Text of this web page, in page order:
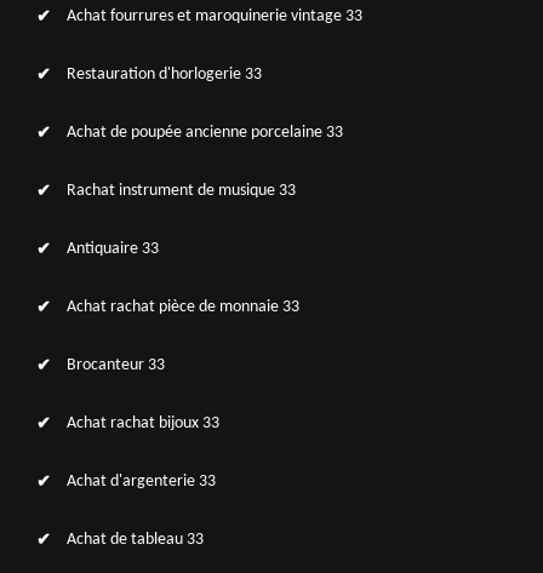
Achat fourrures et maroquinerie vintage 33
Restauration d'horlogerie 33
Achat de poupée ancienne porcelaine 33
Rachat instrument de musique 33
Antiquaire 33
Achat rachat pièce de monnaie 33
Brocanteur 33
Achat rachat bijoux 33
Achat d'argenterie 33
Achat de tableau 33